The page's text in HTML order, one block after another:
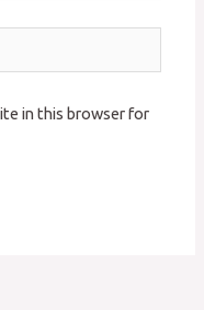
in this browser for